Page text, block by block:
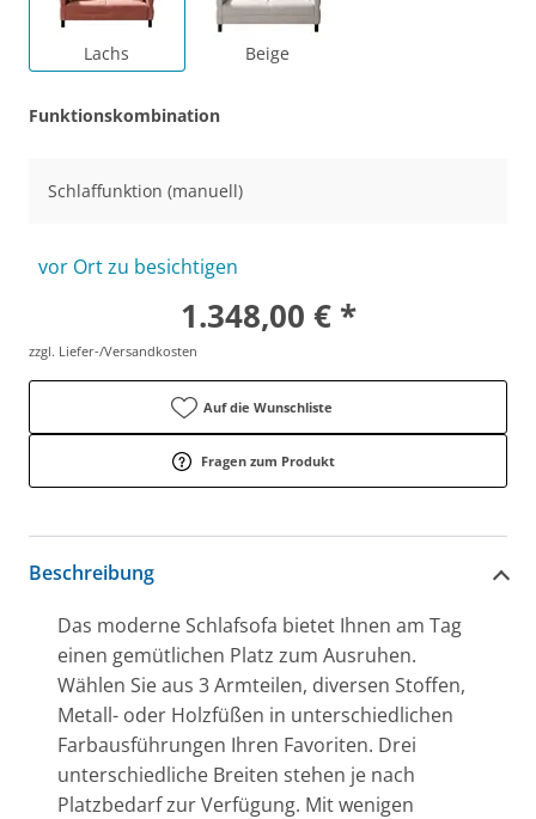
Lachs Beige
Funktionskombination
Schlaffunktion (manuell)
vor Ort zu besichtigen
1.348,00 € *
zzgl. Liefer-/Versandkosten
Auf die Wunschliste
Fragen zum Produkt
Beschreibung
Das moderne Schlafsofa bietet Ihnen am Tag
einen gemütlichen Platz zum Ausruhen.
Wählen Sie aus 3 Armteilen, diversen Stoffen,
Metall- oder Holzfüßen in unterschiedlichen
Farbausführungen Ihren Favoriten. Drei
unterschiedliche Breiten stehen je nach
Platzbedarf zur Verfügung. Mit wenigen